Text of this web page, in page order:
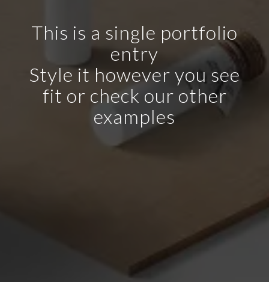
This is a single portfolio
entry
Style it however you see
fit or check our other
examples